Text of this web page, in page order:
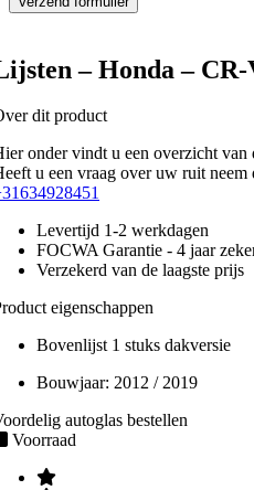
– Honda – CR-
dit product
onder vindt u een overzicht van
u een vraag over uw ruit neem
Levertijd 1-2 werkdagen
FOCWA Garantie - 4 jaar
Verzekerd van de laagste prijs
eigenschappen
Bovenlijst 1 stuks dakversie
Bouwjaar: 2012 / 2019
autoglas bestellen
Voorraad